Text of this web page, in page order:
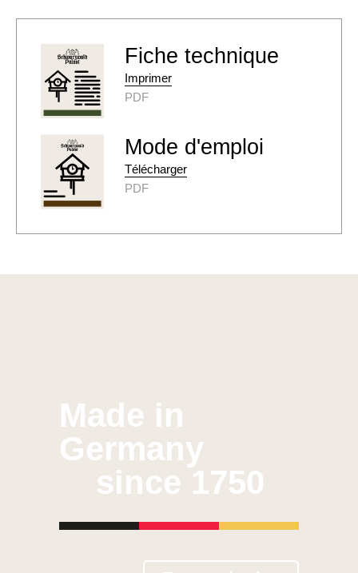
Fiche technique
Imprimer
PDF
Mode d'emploi
Télécharger
PDF
Made in
Germany
since 1750